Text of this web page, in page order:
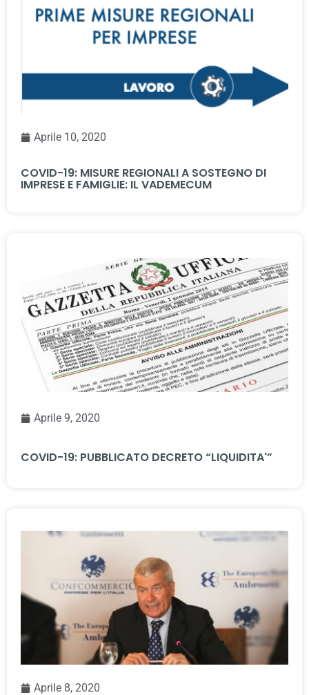
Aprile 10, 2020
COVID-19: MISURE REGIONALI A SOSTEGNO DI
IMPRESE E FAMIGLIE: IL VADEMECUM
Aprile 9, 2020
COVID-19: PUBBLICATO DECRETO “LIQUIDITA'”
Aprile 8, 2020